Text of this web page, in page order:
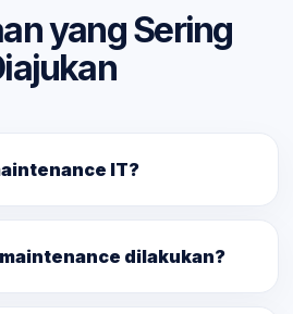
yang Sering
IT?
dilakukan?